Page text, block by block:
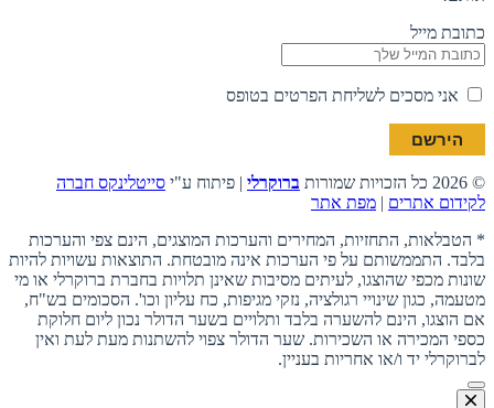
כתובת מייל
אני מסכים לשליחת הפרטים בטופס
© 2026 כל הזכויות שמורות ברוקרלי | פיתוח ע"י סייטלינקס חברה
לקידום אתרים | מפת אתר
* הטבלאות, התחזיות, המחירים והערכות המוצגים, הינם צפי והערכות
בלבד. התממשותם על פי הערכות אינה מובטחת. התוצאות עשויות להיות
שונות מכפי שהוצגו, לעיתים מסיבות שאינן תלויות בחברת ברוקרלי או מי
מטעמה, כגון שינויי רגולציה, נזקי מגיפות, כח עליון וכו'. הסכומים בש"ח,
אם הוצגו, הינם להשערה בלבד ותלויים בשער הדולר נכון ליום חלוקת
כספי המכירה או השכירות. שער הדולר צפוי להשתנות מעת לעת ואין
לברוקרלי יד ו/או אחריות בעניין.